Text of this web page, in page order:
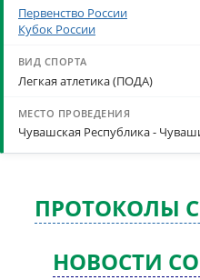
Первенство России
Кубок России
Легкая атлетика (ПОДА)
Чувашская Республика -
ПРОТОКОЛЫ
НОВОСТИ